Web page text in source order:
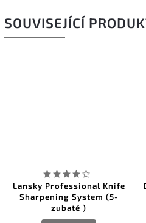
SOUVISEJÍCÍ
Lansky Professional Knife
Sharpening System (5-
zubaté )